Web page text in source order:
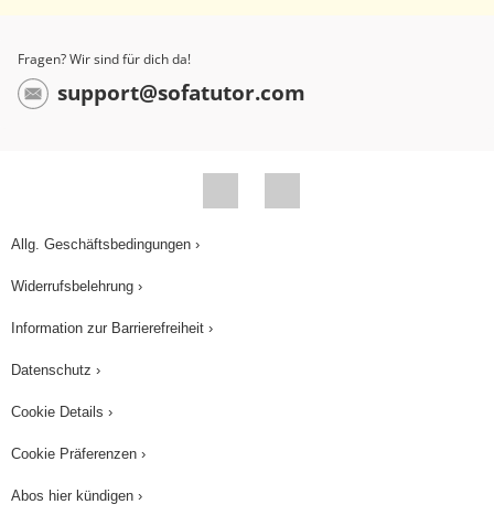
Fragen? Wir sind für dich da!
support@sofatutor.com
Allg. Geschäftsbedingungen ›
Widerrufsbelehrung ›
Information zur Barrierefreiheit ›
Datenschutz ›
Cookie Details ›
Cookie Präferenzen ›
Abos hier kündigen ›